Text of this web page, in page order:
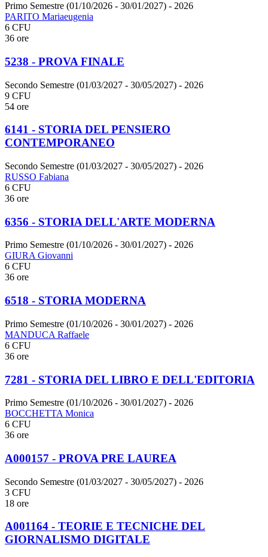
Primo Semestre (01/10/2026 - 30/01/2027) - 2026
PARITO Mariaeugenia
6 CFU
36 ore
5238 - PROVA FINALE
Secondo Semestre (01/03/2027 - 30/05/2027) - 2026
9 CFU
54 ore
6141 - STORIA DEL PENSIERO
CONTEMPORANEO
Secondo Semestre (01/03/2027 - 30/05/2027) - 2026
RUSSO Fabiana
6 CFU
36 ore
6356 - STORIA DELL'ARTE MODERNA
Primo Semestre (01/10/2026 - 30/01/2027) - 2026
GIURA Giovanni
6 CFU
36 ore
6518 - STORIA MODERNA
Primo Semestre (01/10/2026 - 30/01/2027) - 2026
MANDUCA Raffaele
6 CFU
36 ore
7281 - STORIA DEL LIBRO E DELL'EDITORIA
Primo Semestre (01/10/2026 - 30/01/2027) - 2026
BOCCHETTA Monica
6 CFU
36 ore
A000157 - PROVA PRE LAUREA
Secondo Semestre (01/03/2027 - 30/05/2027) - 2026
3 CFU
18 ore
A001164 - TEORIE E TECNICHE DEL
GIORNALISMO DIGITALE